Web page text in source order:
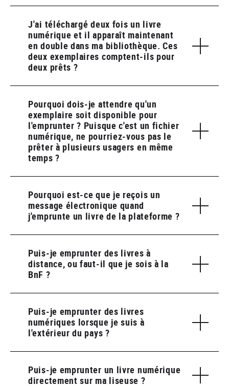
J'ai téléchargé deux fois un livre
numérique et il apparaît maintenant
en double dans ma bibliothèque. Ces
deux exemplaires comptent-ils pour
deux prêts ?
Pourquoi dois-je attendre qu'un
exemplaire soit disponible pour
l'emprunter ? Puisque c'est un fichier
numérique, ne pourriez-vous pas le
prêter à plusieurs usagers en même
temps ?
Pourquoi est-ce que je reçois un
message électronique quand
j'emprunte un livre de la plateforme ?
Puis-je emprunter des livres à
distance, ou faut-il que je sois à la
BnF ?
Puis-je emprunter des livres
numériques lorsque je suis à
l'extérieur du pays ?
Puis-je emprunter un livre numérique
directement sur ma liseuse ?